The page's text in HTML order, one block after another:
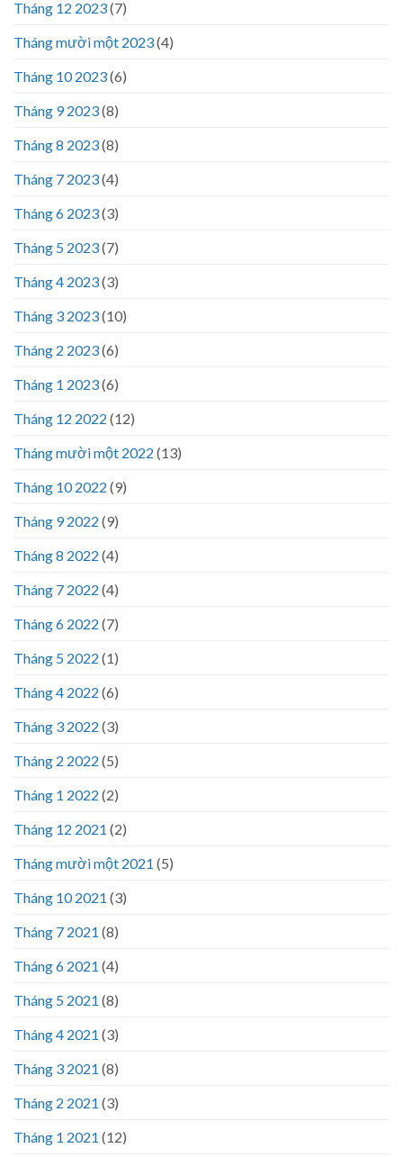
Tháng 12 2023(7)
Tháng mười một 2023(4)
Tháng 10 2023(6)
Tháng 9 2023(8)
Tháng 8 2023(8)
Tháng 7 2023(4)
Tháng 6 2023(3)
Tháng 5 2023(7)
Tháng 4 2023(3)
Tháng 3 2023(10)
Tháng 2 2023(6)
Tháng 1 2023(6)
Tháng 12 2022 (12)
Tháng mười một 2022 (13)
Tháng 10 2022 (9)
Tháng 9 2022 (9)
Tháng 8 2022 (4)
Tháng 7 2022 (4)
Tháng 6 2022 (7)
Tháng 5 2022 (1)
Tháng 4 2022 (6)
Tháng 3 2022 (3)
Tháng 2 2022 (5)
Tháng 1 2022 (2)
Tháng 12 2021 (2)
Tháng mười một 2021 (5)
Tháng 10 2021 (3)
Tháng 7 2021 (8)
Tháng 6 2021 (4)
Tháng 5 2021 (8)
Tháng 4 2021 (3)
Tháng 3 2021 (8)
Tháng 2 2021 (3)
Tháng 1 2021 (12)